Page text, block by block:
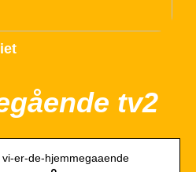
tv2
vi-er-de-hjemmegaaende